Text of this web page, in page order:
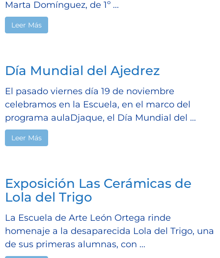
Marta Domínguez, de 1º ...
Leer Más
Día Mundial del Ajedrez
El pasado viernes día 19 de noviembre
celebramos en la Escuela, en el marco del
programa aulaDjaque, el Día Mundial del ...
Leer Más
Exposición Las Cerámicas de
Lola del Trigo
La Escuela de Arte León Ortega rinde
homenaje a la desaparecida Lola del Trigo, una
de sus primeras alumnas, con ...